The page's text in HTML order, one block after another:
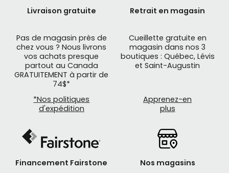
Livraison gratuite
Pas de magasin près de
chez vous ? Nous livrons
vos achats presque
partout au Canada
GRATUITEMENT à partir de
74$*
*Nos politiques
d'expédition
Retrait en magasin
Cueillette gratuite en
magasin dans nos 3
boutiques : Québec, Lévis
et Saint-Augustin
Apprenez-en
plus
Financement Fairstone Nos magasins